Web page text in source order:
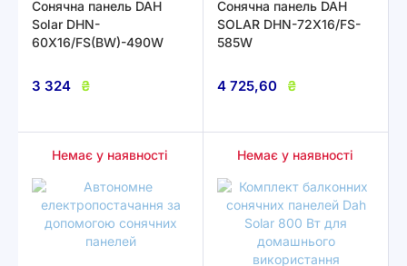
Сонячна панель DAH
Solar DHN-
60X16/FS(BW)-490W
3 324 ₴
Сонячна панель DAH
SOLAR DHN-72X16/FS-
585W
4 725,60 ₴
Немає у наявності Немає у наявності